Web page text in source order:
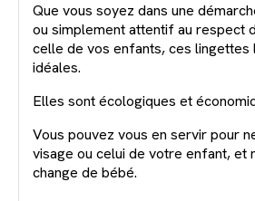
Que vous soyez dans une
ou simplement attentif au respect
celle de vos enfants, ces lingettes
idéales.
Elles sont écologiques et
Vous pouvez vous en servir pour
visage ou celui de votre enfant, et
change de bébé.